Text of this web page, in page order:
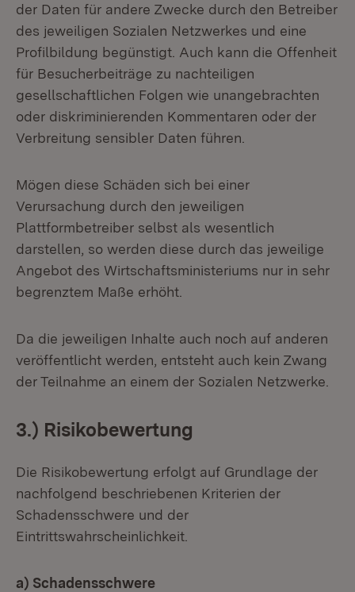
der Daten für andere Zwecke durch den Betreiber
des jeweiligen Sozialen Netzwerkes und eine
Profilbildung begünstigt. Auch kann die Offenheit
für Besucherbeiträge zu nachteiligen
gesellschaftlichen Folgen wie unangebrachten
oder diskriminierenden Kommentaren oder der
Verbreitung sensibler Daten führen.
Mögen diese Schäden sich bei einer
Verursachung durch den jeweiligen
Plattformbetreiber selbst als wesentlich
darstellen, so werden diese durch das jeweilige
Angebot des Wirtschaftsministeriums nur in sehr
begrenztem Maße erhöht.
Da die jeweiligen Inhalte auch noch auf anderen
veröffentlicht werden, entsteht auch kein Zwang
der Teilnahme an einem der Sozialen Netzwerke.
3.) Risikobewertung
Die Risikobewertung erfolgt auf Grundlage der
nachfolgend beschriebenen Kriterien der
Schadensschwere und der
Eintrittswahrscheinlichkeit.
a) Schadensschwere